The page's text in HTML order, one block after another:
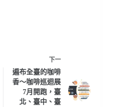
下一
遍布全臺的咖啡
香～咖啡巡迴展
7月開跑，臺
北、臺中、臺